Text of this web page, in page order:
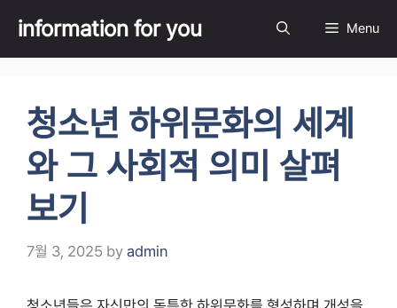
content
information for you Menu
청소년 하위문화의 세계
와 그 사회적 의미 살펴
보기
7월 3, 2025 by admin